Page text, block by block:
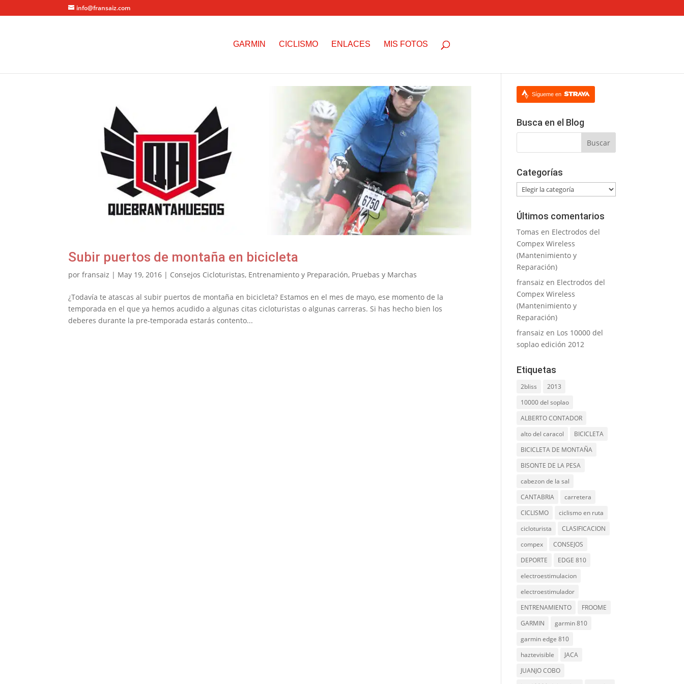
info@fransaiz.com
GARMIN CICLISMO ENLACES MIS FOTOS
Subir puertos de montaña en bicicleta
porfransaiz | May 19, 2016 | Consejos Cicloturistas, Entrenamiento y Preparación, Pruebas y Marchas
¿Todavía te atascas al subir puertos de montaña en bicicleta? Estamos en el mes de mayo, ese momento de la
temporada en el que ya hemos acudido a algunas citas cicloturistas o algunas carreras. Si has hecho bien los
deberes durante la pre-temporada estarás contento...
Sígueme en
Busca en el Blog
Categorías
Categorías
Últimos comentarios
Tomas en Electrodos del
Compex Wireless
(Mantenimiento y
Reparación)
fransaiz en Electrodos del
Compex Wireless
(Mantenimiento y
Reparación)
fransaiz en Los 10000 del
soplao edición 2012
Etiquetas
2bliss
2013
10000 del soplao
ALBERTO CONTADOR
alto del caracol
BICICLETA
BICICLETA DE MONTAÑA
BISONTE DE LA PESA
cabezon de la sal
CANTABRIA
carretera
CICLISMO
ciclismo en ruta
cicloturista
CLASIFICACION
compex
CONSEJOS
DEPORTE
EDGE 810
electroestimulacion
electroestimulador
ENTRENAMIENTO
FROOME
GARMIN
garmin 810
garmin edge 810
haztevisible
JACA
JUANJO COBO